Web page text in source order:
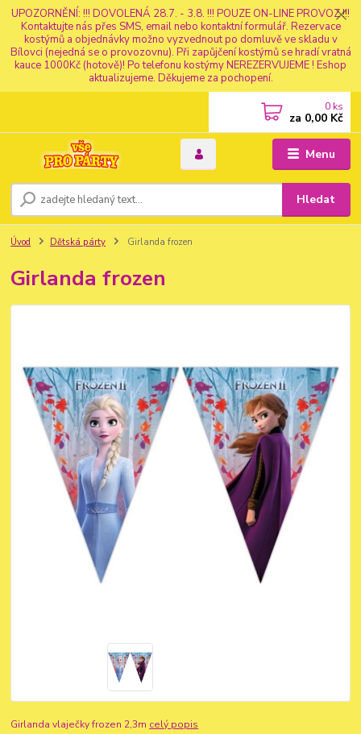
UPOZORNĚNÍ: !!! DOVOLENÁ 28.7. - 3.8. !!! POUZE ON-LINE PROVOZ !!!
Kontaktujte nás přes SMS, email nebo kontaktní formulář. Rezervace
kostýmů a objednávky možno vyzvednout po domluvě ve skladu v
Bílovci (nejedná se o provozovnu). Při zapůjčení kostýmů se hradí vratná
kauce 1000Kč (hotově)! Po telefonu kostýmy NEREZERVUJEME ! Eshop
aktualizujeme. Děkujeme za pochopení.
Menu
Hledat
0 ks
za 0,00 Kč
Úvod Dětská párty Girlanda frozen
Girlanda frozen
Girlanda vlaječky frozen 2,3m celý popis